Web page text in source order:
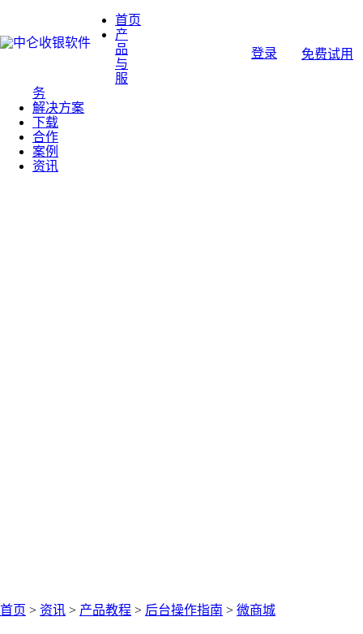
首页
产
品
与
服
务
解决方案
下载
合作
案例
资讯
登录 免费试用
首页 > 资讯 > 产品教程 > 后台操作指南 > 微商城